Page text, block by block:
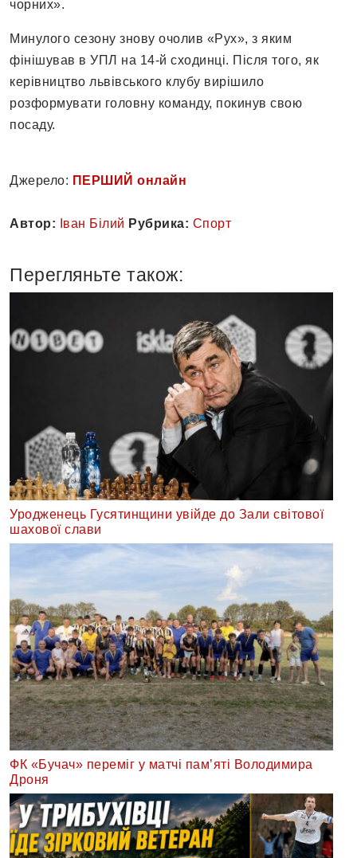
чорних».
Минулого сезону знову очолив «Рух», з яким
фінішував в УПЛ на 14-й сходинці. Після того, як
керівництво львівського клубу вирішило
розформувати головну команду, покинув свою
посаду.
Джерело: ПЕРШИЙ онлайн
Автор: Іван Білий Рубрика: Спорт
Перегляньте також:
Уродженець Гусятинщини увійде до Зали світової
шахової слави
ФК «Бучач» переміг у матчі пам’яті Володимира
Дроня